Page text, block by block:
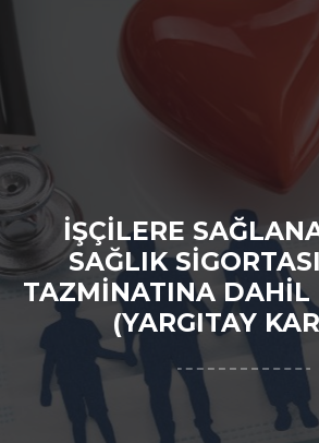
İŞÇİLERE
SAĞLIK
TAZMİNATINA DAHİL
(YARGITAY